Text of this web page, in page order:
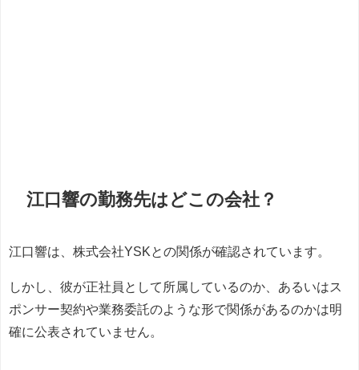
江口響の勤務先はどこの会社？
江口響は、株式会社YSKとの関係が確認されています。
しかし、彼が正社員として所属しているのか、あるいはス
ポンサー契約や業務委託のような形で関係があるのかは明
確に公表されていません。